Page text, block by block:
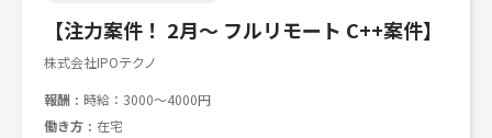
【注力案件！ 2月～ フルリモート C++案件】
株式会社IPOテクノ
報酬
時給：3000～4000円
働き方
在宅